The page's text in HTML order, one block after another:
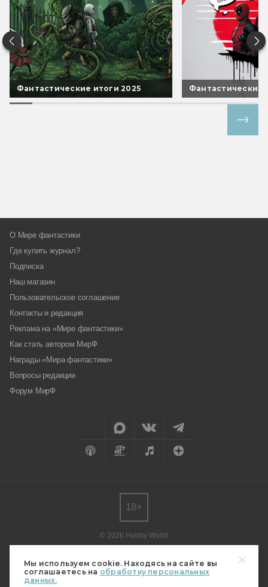
Мы используем cookie. Находясь на сайте вы
соглашаетесь на обработку персональных
данных.
Фантастические итоги 2025 Фантастические
О Мире фантастики
Где купить журнал?
Подписка
Наш магазин
Пользовательское соглашение
Контакты и редакция
Реклама на «Мире фантастики»
Как стать автором МирФ
Награды «Мира фантастики»
Вопросы редакции
Форум МирФ
© 2026 Hobby World
редакции.
Мнение авторов может не совпадать с мнением редакции.
Свидетельство о регистрации СМИ серия Эл № ФС77-82485
18+